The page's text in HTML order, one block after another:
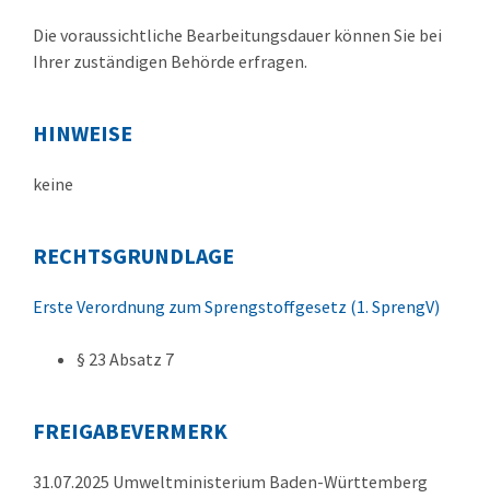
Die voraussichtliche Bearbeitungsdauer können Sie bei
Ihrer zuständigen Behörde erfragen.
HINWEISE
keine
RECHTSGRUNDLAGE
Erste Verordnung zum Sprengstoffgesetz (1. SprengV)
§ 23 Absatz 7
FREIGABEVERMERK
31.07.2025 Umweltministerium Baden-Württemberg